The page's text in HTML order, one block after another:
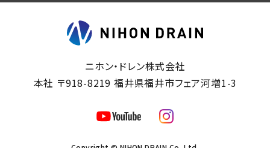
ニホン・ドレン株式会社
本社 〒918-8219 福井県福井市フェア河増1-3